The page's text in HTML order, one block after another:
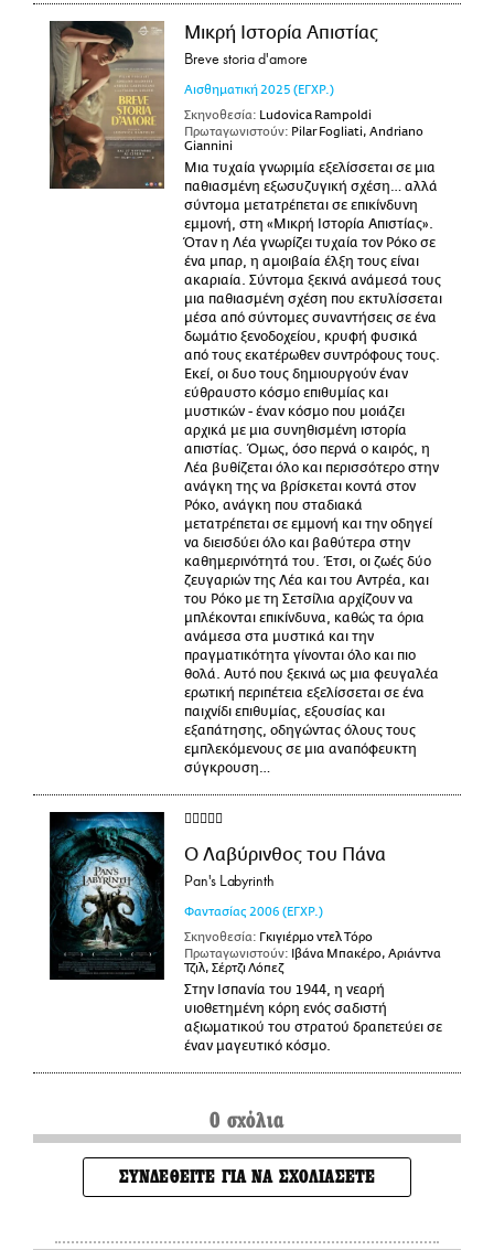
Μικρή Ιστορία Απιστίας
Breve storia d'amore
Αισθηματική 2025 (ΕΓΧΡ.)
Σκηνοθεσία: Ludovica Rampoldi
Πρωταγωνιστούν: Pilar Fogliati, Andriano
Giannini
Μια τυχαία γνωριμία εξελίσσεται σε μια
παθιασμένη εξωσυζυγική σχέση… αλλά
σύντομα μετατρέπεται σε επικίνδυνη
εμμονή, στη «Μικρή Ιστορία Απιστίας».
Όταν η Λέα γνωρίζει τυχαία τον Ρόκο σε
ένα μπαρ, η αμοιβαία έλξη τους είναι
ακαριαία. Σύντομα ξεκινά ανάμεσά τους
μια παθιασμένη σχέση που εκτυλίσσεται
μέσα από σύντομες συναντήσεις σε ένα
δωμάτιο ξενοδοχείου, κρυφή φυσικά
από τους εκατέρωθεν συντρόφους τους.
Εκεί, οι δυο τους δημιουργούν έναν
εύθραυστο κόσμο επιθυμίας και
μυστικών - έναν κόσμο που μοιάζει
αρχικά με μια συνηθισμένη ιστορία
απιστίας. Όμως, όσο περνά ο καιρός, η
Λέα βυθίζεται όλο και περισσότερο στην
ανάγκη της να βρίσκεται κοντά στον
Ρόκο, ανάγκη που σταδιακά
μετατρέπεται σε εμμονή και την οδηγεί
να διεισδύει όλο και βαθύτερα στην
καθημερινότητά του. Έτσι, οι ζωές δύο
ζευγαριών της Λέα και του Αντρέα, και
του Ρόκο με τη Σετσίλια αρχίζουν να
μπλέκονται επικίνδυνα, καθώς τα όρια
ανάμεσα στα μυστικά και την
πραγματικότητα γίνονται όλο και πιο
θολά. Αυτό που ξεκινά ως μια φευγαλέα
ερωτική περιπέτεια εξελίσσεται σε ένα
παιχνίδι επιθυμίας, εξουσίας και
εξαπάτησης, οδηγώντας όλους τους
εμπλεκόμενους σε μια αναπόφευκτη
σύγκρουση…
Ο Λαβύρινθος του Πάνα
Pan's Labyrinth
Φαντασίας 2006 (ΕΓΧΡ.)
Σκηνοθεσία: Γκιγιέρμο ντελ Τόρο
Πρωταγωνιστούν: Ιβάνα Μπακέρο, Αριάντνα
Τζιλ, Σέρτζι Λόπεζ
Στην Ισπανία του 1944, η νεαρή
υιοθετημένη κόρη ενός σαδιστή
αξιωματικού του στρατού δραπετεύει σε
έναν μαγευτικό κόσμο.
0 σχόλια
ΣΥΝΔΕΘΕΙΤΕ ΓΙΑ ΝΑ ΣΧΟΛΙΑΣΕΤΕ